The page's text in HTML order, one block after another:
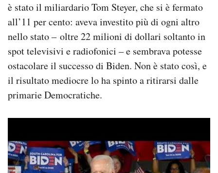
è stato il miliardario Tom Steyer, che si è fermato
all’11 per cento: aveva investito più di ogni altro
nello stato – oltre 22 milioni di dollari soltanto in
spot televisivi e radiofonici – e sembrava potesse
ostacolare il successo di Biden. Non è stato così, e
il risultato mediocre lo ha spinto a ritirarsi dalle
primarie Democratiche.